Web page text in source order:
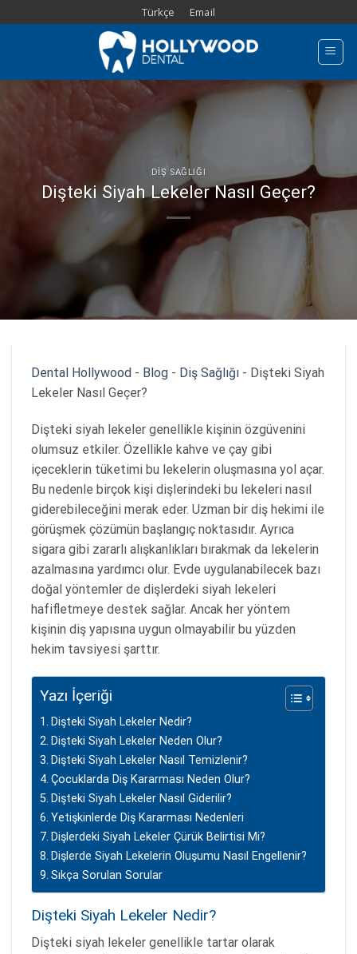
to
Türkçe Email
DIŞ SAĞLIĞI
Dişteki Siyah Lekeler Nasıl Geçer?
Dental Hollywood - Blog - Diş Sağlığı - Dişteki Siyah
Lekeler Nasıl Geçer?
Dişteki siyah lekeler genellikle kişinin özgüvenini
olumsuz etkiler. Özellikle kahve ve çay gibi
içeceklerin tüketimi bu lekelerin oluşmasına yol açar.
Bu nedenle birçok kişi dişlerindeki bu lekeleri nasıl
giderebileceğini merak eder. Uzman bir diş hekimi ile
görüşmek çözümün başlangıç noktasıdır. Ayrıca
sigara gibi zararlı alışkanlıkları bırakmak da lekelerin
azalmasına yardımcı olur. Evde uygulanabilecek bazı
doğal yöntemler de dişlerdeki siyah lekeleri
hafifletmeye destek sağlar. Ancak her yöntem
kişinin diş yapısına uygun olmayabilir bu yüzden
hekim tavsiyesi şarttır.
Yazı İçeriği
Dişteki Siyah Lekeler Nedir?
Dişteki Siyah Lekeler Neden Olur?
Dişteki Siyah Lekeler Nasıl Temizlenir?
Çocuklarda Diş Kararması Neden Olur?
Dişteki Siyah Lekeler Nasıl Giderilir?
Yetişkinlerde Diş Kararması Nedenleri
Dişlerdeki Siyah Lekeler Çürük Belirtisi Mi?
Dişlerde Siyah Lekelerin Oluşumu Nasıl Engellenir?
Sıkça Sorulan Sorular
Dişteki Siyah Lekeler Nedir?
Dişteki siyah lekeler genellikle tartar olarak